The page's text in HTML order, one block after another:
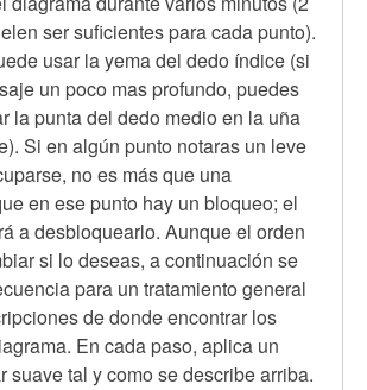
ser suficientes para cada punto).
usar la yema del dedo índice (si
un poco mas profundo, puedes
la punta del dedo medio en la uña
Si en algún punto notaras un leve
no es más que una
en ese punto hay un bloqueo; el
a desbloquearlo. Aunque el orden
si lo deseas, a continuación se
para un tratamiento general
de donde encontrar los
En cada paso, aplica un
suave tal y como se describe arriba.